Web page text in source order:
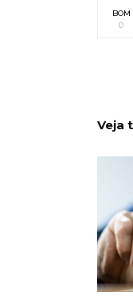
BOM
0
Veja